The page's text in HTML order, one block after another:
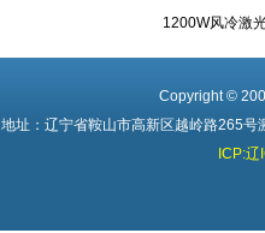
1200W风冷激
Copyright ©
地址：辽宁省鞍山市高新区越岭路265
ICP: